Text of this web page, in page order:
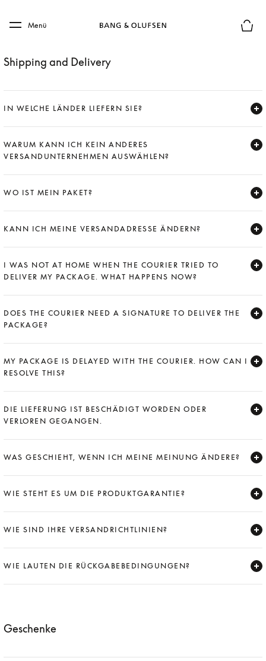
Skip to main footer
Menü
Shipping and Delivery
IN WELCHE LÄNDER LIEFERN SIE?
WARUM KANN ICH KEIN ANDERES
VERSANDUNTERNEHMEN AUSWÄHLEN?
WO IST MEIN PAKET?
KANN ICH MEINE VERSANDADRESSE ÄNDERN?
I WAS NOT AT HOME WHEN THE COURIER TRIED TO
DELIVER MY PACKAGE. WHAT HAPPENS NOW?
DOES THE COURIER NEED A SIGNATURE TO DELIVER THE
PACKAGE?
MY PACKAGE IS DELAYED WITH THE COURIER. HOW CAN I
RESOLVE THIS?
DIE LIEFERUNG IST BESCHÄDIGT WORDEN ODER
VERLOREN GEGANGEN.
WAS GESCHIEHT, WENN ICH MEINE MEINUNG ÄNDERE?
WIE STEHT ES UM DIE PRODUKTGARANTIE?
WIE SIND IHRE VERSANDRICHTLINIEN?
WIE LAUTEN DIE RÜCKGABEBEDINGUNGEN?
Geschenke